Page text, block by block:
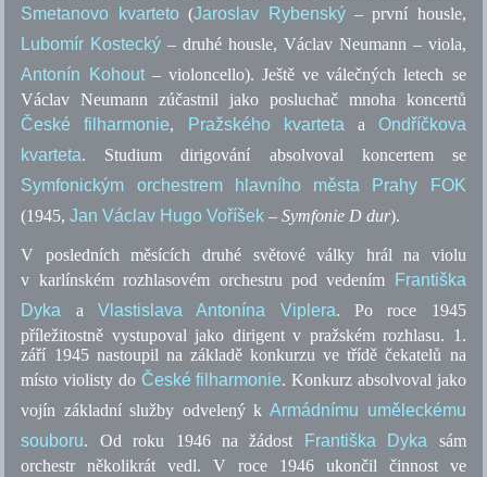
Smetanovo kvarteto(Jaroslav Rybenský– první housle,
Lubomír Kostecký – druhé housle, Václav Neumann – viola,
Antonín Kohout– violoncello). Ještě ve válečných letech se
Václav Neumann zúčastnil jako posluchač mnoha koncertů
České filharmonie, Pražského kvartetaa Ondříčkova
kvarteta. Studium dirigování absolvoval koncertem se
Symfonickým orchestrem hlavního města Prahy FOK
(1945,Jan Václav Hugo Voříšek –Symfonie D dur).
V posledních měsících druhé světové války hrál na violu
v karlínském rozhlasovém orchestru pod vedením
Františka
Dyka aVlastislava Antonína Viplera. Po roce 1945
příležitostně vystupoval jako dirigent v pražském rozhlasu. 1.
září 1945 nastoupil na základě konkurzu ve třídě čekatelů na
místo violisty do České filharmonie. Konkurz absolvoval jako
vojín základní služby odvelený kArmádnímu uměleckému
souboru. Od roku 1946 na žádost Františka Dyka sám
orchestr několikrát vedl. V roce 1946 ukončil činnost ve